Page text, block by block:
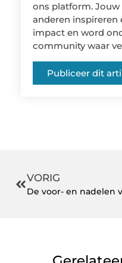
ons platform.
anderen inspireren
impact en word
community waar
Publiceer dit
VORIG